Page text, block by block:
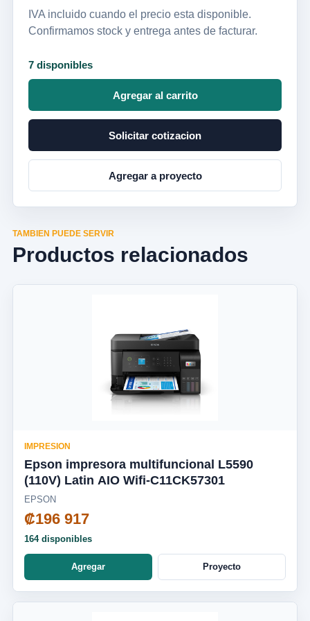
IVA incluido cuando el precio esta disponible.
Confirmamos stock y entrega antes de facturar.
7 disponibles
Agregar al carrito
Solicitar cotizacion
Agregar a proyecto
TAMBIEN PUEDE SERVIR
Productos relacionados
IMPRESION
Epson impresora multifuncional L5590
(110V) Latin AIO Wifi-C11CK57301
EPSON
₡196 917
164 disponibles
Agregar Proyecto